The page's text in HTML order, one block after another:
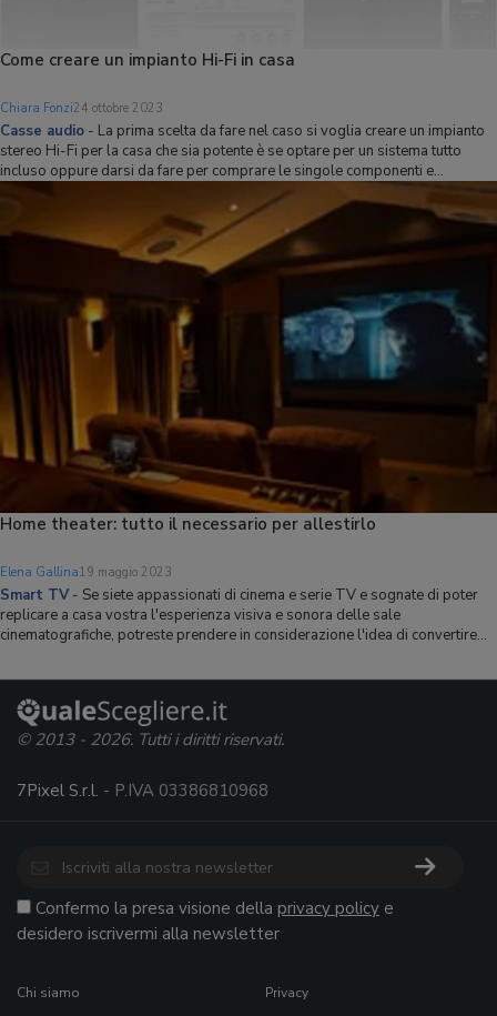
Come creare un impianto Hi-Fi in casa
Chiara Fonzi24 ottobre 2023
Casse audio - La prima scelta da fare nel caso si voglia creare un impianto
stereo Hi-Fi per la casa che sia potente è se optare per un sistema tutto
incluso oppure darsi da fare per comprare le singole componenti e
assemblarle. Il "tutto incluso" è la via meno complessa, ma bisognerà
Home theater: tutto il necessario per allestirlo
Elena Gallina19 maggio 2023
Smart TV - Se siete appassionati di cinema e serie TV e sognate di poter
replicare a casa vostra l'esperienza visiva e sonora delle sale
cinematografiche, potreste prendere in considerazione l'idea di convertire
modo da poterlo us
© 2013 - 2026. Tutti i diritti riservati.
7Pixel S.r.l. - P.IVA 03386810968
Confermo la presa visione della privacy policy e
desidero iscrivermi alla newsletter
Chi siamo Privacy